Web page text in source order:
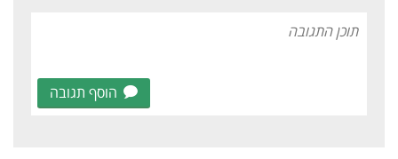
הוסף תגובה